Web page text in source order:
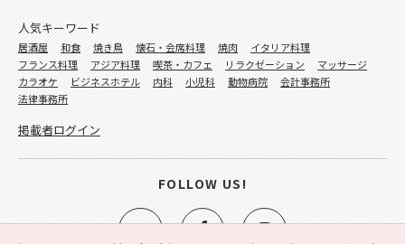
人気キーワード
居酒屋 和食 焼き鳥 懐石・会席料理 焼肉
イタリア料理
フランス料理
アジア料理 喫茶・カフェ リラクゼーション
マッサージ
カラオケ
ビジネスホテル 内科 小児科 動物病院
会計事務所
法律事務所
掲載者ログイン
FOLLOW US!